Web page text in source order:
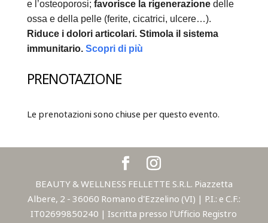
e l’osteoporosi; favorisce la rigenerazionedelle
ossa e della pelle (ferite, cicatrici, ulcere…).
Riduce i dolori articolari. Stimola il sistema
immunitario. Scopri di più
PRENOTAZIONE
Le prenotazioni sono chiuse per questo evento.
BEAUTY & WELLNESS FELLETTE S.R.L. Piazzetta
Albere, 2 - 36060 Romano d'Ezzelino (VI) | P.I.: e C.F.:
IT02699850240 | Iscritta presso l'Ufficio Registro